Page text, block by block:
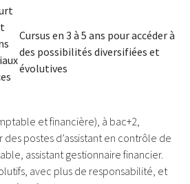
Cursus en 3 à 5 ans pour accéder à
des possibilités diversifiées et
évolutives
et financière), à bac+2,
postes d’assistant en contrôle de
assistant gestionnaire financier.
avec plus de responsabilité, et